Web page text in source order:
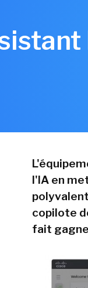
l'IA en
copilote
fait